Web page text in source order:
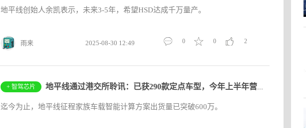
地平线创始人余凯表示，未来3-5年，希望HSD达成千万量产。
雨来 2025-08-30 12:49 2
0
0
+ 智驾芯片 地平线通过港交所聆讯：已获290款定点车型，今年上半年营收同比
迄今为止，地平线征程家族车载智能计算方案出货量已突破600万。